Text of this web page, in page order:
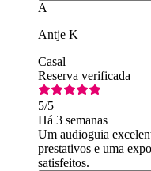
A
Antje K
Casal
Reserva verificada
5/5
Há 3 semanas
Um audioguia
prestativos e uma
satisfeitos.